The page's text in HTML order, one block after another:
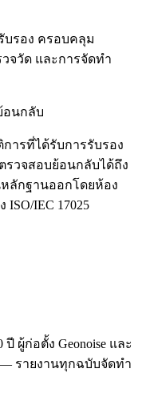
รอง ครอบคลุม
จวัด และการจัดทำ
อนกลับ
ารที่ได้รับการรับรอง
รวจสอบย้อนกลับได้ถึง
ลักฐานออกโดยห้อง
IEC 17025
ผู้ก่อตั้ง Geonoise และ
รายงานทุกฉบับจัดทำ